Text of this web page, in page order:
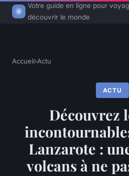
Votre guide en ligne pour
découvrir le monde
Accueil›Actu
ACTU
Découvrez
Lanzarote :
volcans à ne